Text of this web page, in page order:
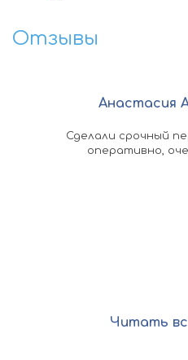
Отзывы
Анастасия
Сделали срочный
оперативно,
Читать